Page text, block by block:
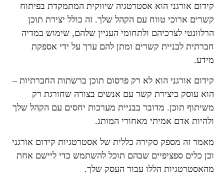
קידום אורגני הוא אסטרטגיה שיווקית המתמקדת בפיתוח
קשרים ארוכי טווח עם הקהל שלך. זה כולל יצירת תוכן
הרלוונטי לצרכיהם ולתחומי העניין שלהם, שימוש במדיה
חברתית לבניית קשרים ומתן להם ערך על ידי אספקת
מידע.
קידום אורגני הוא לא רק פרסום תוכן ברשתות החברתיות –
הוא עוסק ביצירת קשר עם אנשים בצורה שחורגת רק
משיתוף תוכן. מדובר בבניית מערכות יחסים עם הקהל שלך
ולהיות אדם אמיתי מאחורי המותג.
מאמר זה מספק סקירה כללית של אסטרטגיות קידום אורגני
וכן כלים ספציפיים שבהם תוכל להשתמש כדי ליישם אחת
מהאסטרטגיות הללו עבור העסק שלך.